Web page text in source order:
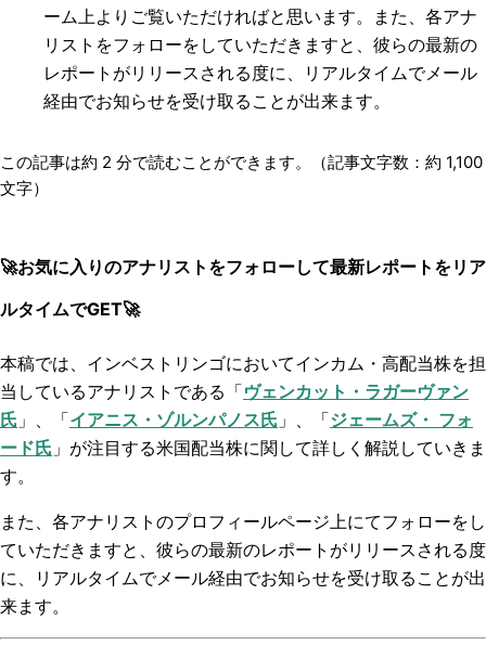
ーム上よりご覧いただければと思います。また、各アナ
リストをフォローをしていただきますと、彼らの最新の
レポートがリリースされる度に、リアルタイムでメール
経由でお知らせを受け取ることが出来ます。
この記事は約 2 分で読むことができます。（記事文字数：約 1,100
文字）
🚀お気に入りのアナリストをフォローして最新レポートをリア
ルタイムでGET🚀
本稿では、 インベストリンゴにおいてインカム・高配当株を担
当しているアナリストである「ヴェンカット・ラガーヴァン
氏 」、「イアニス・ ゾルンパノス氏 」、「ジェームズ・ フォ
ード氏 」 が注目する米国配当株に関して詳しく解説していきま
す。
また、各アナリストのプロフィールページ上にてフォローをし
ていただきますと、彼らの最新のレポートがリリースされる度
に、リアルタイムでメール経由でお知らせを受け取ることが出
来ます。